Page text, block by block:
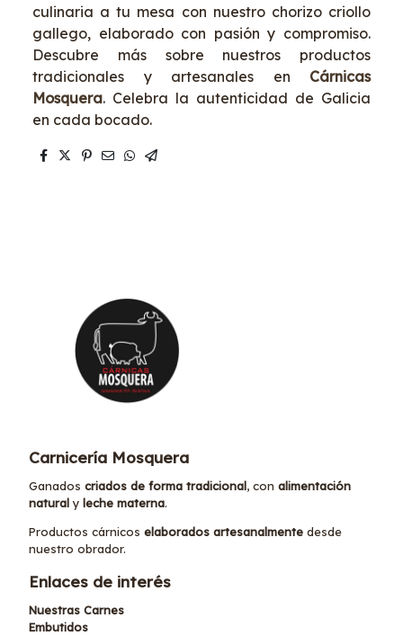
culinaria a tu mesa con nuestro chorizo criollo
gallego, elaborado con pasión y compromiso.
Descubre más sobre nuestros productos
tradicionales y artesanales en Cárnicas
Mosquera. Celebra la autenticidad de Galicia
en cada bocado.
Carnicería Mosquera
Ganados criados de forma tradicional, con alimentación
naturaly leche materna.
Productos cárnicos elaborados artesanalmente desde
nuestro obrador.
Enlaces de interés
Nuestras Carnes
Embutidos